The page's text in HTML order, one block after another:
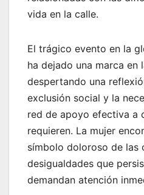
vida en la calle.
El trágico evento en la
ha dejado una marca en
despertando una
exclusión social y la
red de apoyo efectiva a
requieren. La mujer
símbolo doloroso de las
desigualdades que
demandan atención